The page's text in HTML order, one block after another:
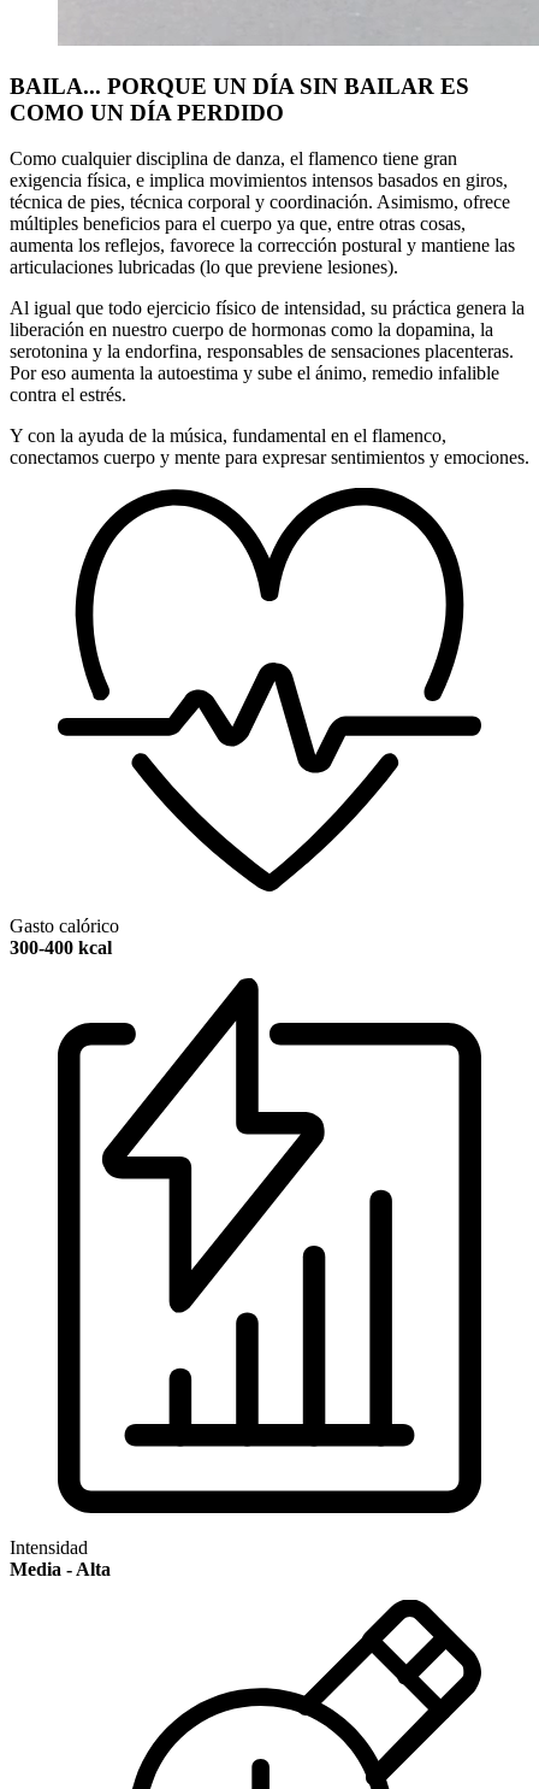
BAILA... PORQUE UN DÍA SIN BAILAR ES
COMO UN DÍA PERDIDO
Como cualquier disciplina de danza, el flamenco tiene gran
exigencia física, e implica movimientos intensos basados en giros,
técnica de pies, técnica corporal y coordinación. Asimismo, ofrece
múltiples beneficios para el cuerpo ya que, entre otras cosas,
aumenta los reflejos, favorece la corrección postural y mantiene las
articulaciones lubricadas (lo que previene lesiones).
Al igual que todo ejercicio físico de intensidad, su práctica genera la
liberación en nuestro cuerpo de hormonas como la dopamina, la
serotonina y la endorfina, responsables de sensaciones placenteras.
Por eso aumenta la autoestima y sube el ánimo, remedio infalible
contra el estrés.
Y con la ayuda de la música, fundamental en el flamenco,
conectamos cuerpo y mente para expresar sentimientos y emociones.
Gasto calórico
300-400 kcal
Intensidad
Media - Alta